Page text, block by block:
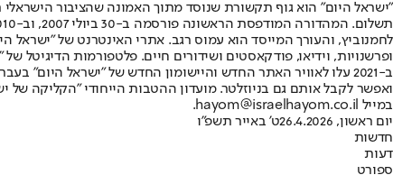
"ישראל היום" הוא גוף תקשורת שנוסד מתוך האמונה שהציבור הישראלי
ופרשנויות, וידיאו, פודקאסטים ושידורים חיים. פלטפורמות הדיגיטל
ב-2021 עלו לאוויר האתר החדש והיישומון החדש של "ישראל
ואפשר לקבל אותם גם בניוזלטר. מועדון ההטבות הייחודי "הקליקה של
במייל hayom@israelhayom.co.il.
יום ראשון, 26.4.2026
ט' באייר תשפ"ו
חדשות
דעות
ספורט